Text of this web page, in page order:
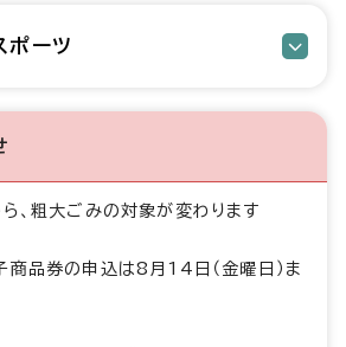
ポーツ
、粗大ごみの対象が変わります
商品券の申込は8月14日（金曜日）ま